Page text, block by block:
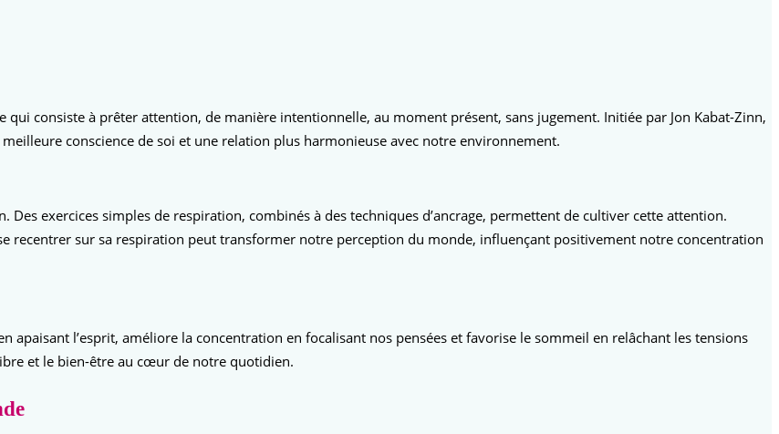
qui consiste à prêter attention, de manière intentionnelle, au moment présent, sans jugement. Initiée par Jon Kabat-Zinn,
conscience de soi et une relation plus harmonieuse avec notre environnement.
exercices simples de respiration, combinés à des techniques d’ancrage, permettent de cultiver cette attention.
recentrer sur sa respiration peut transformer notre perception du monde, influençant positivement notre concentration
apaisant l’esprit, améliore la concentration en focalisant nos pensées et favorise le sommeil en relâchant les tensions
et le bien-être au cœur de notre quotidien.